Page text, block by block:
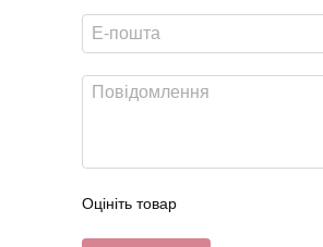
Оцініть товар